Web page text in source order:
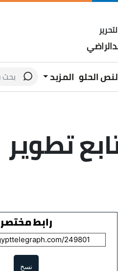
الحلو المزيد
تطوير
رابط مختصر
نسخ